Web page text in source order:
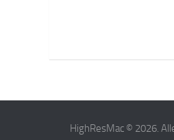
HighResMac © 2026.